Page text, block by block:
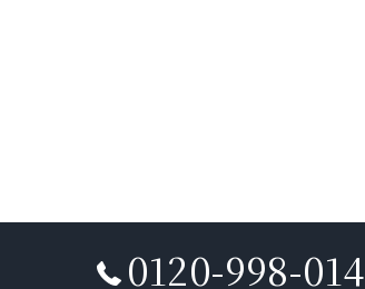
0120-998-014